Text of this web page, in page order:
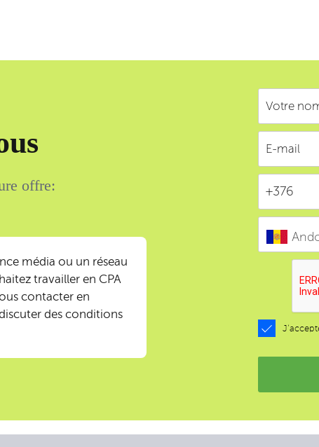
offre:
média ou un réseau
travailler en CPA
contacter en
des conditions